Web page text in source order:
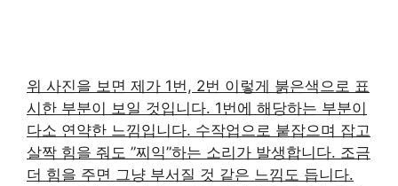
위 사진을 보면 제가 1번, 2번 이렇게 붉은색으로 표
시한 부분이 보일 것입니다. 1번에 해당하는 부분이
다소 연약한 느낌입니다. 수작업으로 붙잡으며 잡고
살짝 힘을 줘도 ”찌익”하는 소리가 발생합니다. 조금
더 힘을 주면 그냥 부서질 것 같은 느낌도 듭니다.